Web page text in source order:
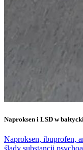
Naproksen i LSD w
Naproksen, ibuprofen,